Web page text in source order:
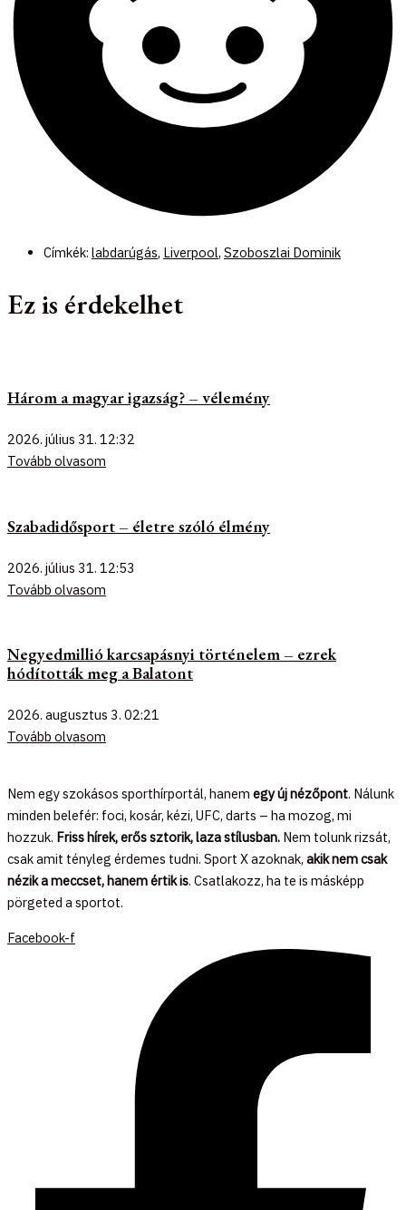
Címkék: labdarúgás, Liverpool, Szoboszlai Dominik
Ez is érdekelhet
Három a magyar igazság? – vélemény
2026. július 31. 12:32
Tovább olvasom
Szabadidősport – életre szóló élmény
2026. július 31. 12:53
Tovább olvasom
Negyedmillió karcsapásnyi történelem – ezrek
hódították meg a Balatont
2026. augusztus 3. 02:21
Tovább olvasom
Nem egy szokásos sporthírportál, hanem egy új nézőpont. Nálunk
minden belefér: foci, kosár, kézi, UFC, darts – ha mozog, mi
hozzuk. Friss hírek, erős sztorik, laza stílusban. Nem tolunk rizsát,
csak amit tényleg érdemes tudni. Sport X azoknak, akik nem csak
nézik a meccset, hanem értik is. Csatlakozz, ha te is másképp
pörgeted a sportot.
Facebook-f